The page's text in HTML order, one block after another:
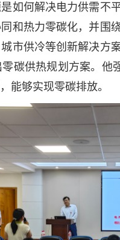
如何解决电力供需不
和热力零碳化，并
市供冷等创新解决方
碳供热规划方案。
能够实现零碳排放。